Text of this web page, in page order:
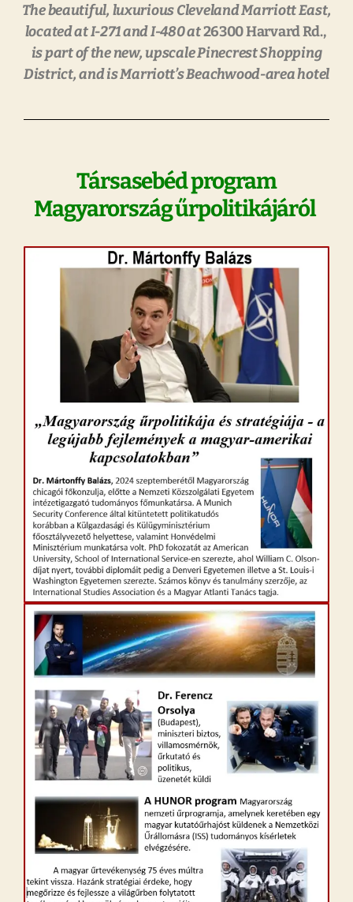
The beautiful, luxurious Cleveland Marriott East,
located at I-271 and I-480 at26300 Harvard Rd.,
is part of the new, upscale Pinecrest Shopping
District, andis Marriott’sBeachwood-area hotel
Társasebéd program
Magyarország űrpolitikájáról